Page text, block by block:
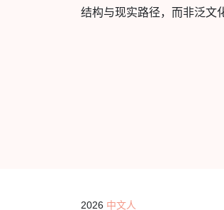
结构与现实路径，而非泛文
2026 中文人